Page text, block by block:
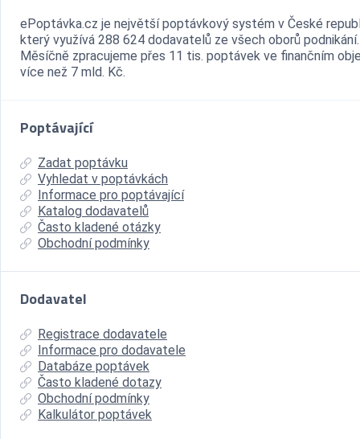
ePoptávka.cz je největší poptávkový systém v České
který využívá 288 624 dodavatelů ze všech oborů podnikání.
Měsíčně zpracujeme přes 11 tis. poptávek ve finančním
více než 7 mld. Kč.
Poptávající
Zadat poptávku
Vyhledat v poptávkách
Informace pro poptávající
Katalog dodavatelů
Často kladené otázky
Obchodní podmínky
Dodavatel
Registrace dodavatele
Informace pro dodavatele
Databáze poptávek
Často kladené dotazy
Obchodní podmínky
Kalkulátor poptávek